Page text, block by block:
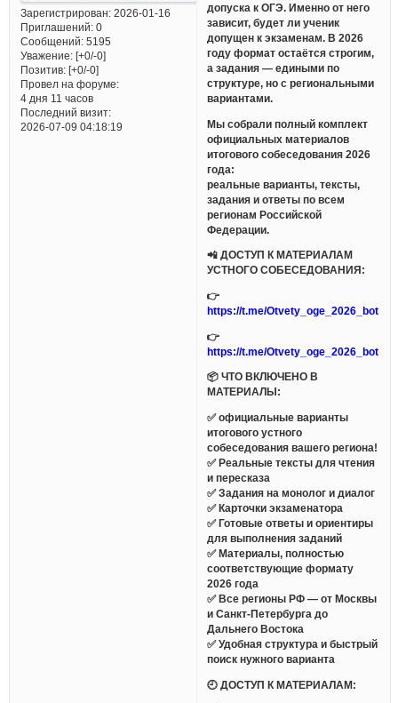
Зарегистрирован: 2026-01-16
Приглашений:0
Сообщений:5195
Уважение: [+0/-0]
Позитив: [+0/-0]
Провел на форуме:
4 дня 11 часов
Последний визит:
2026-07-09 04:18:19
допуска к ОГЭ. Именно от него
зависит, будет ли ученик
допущен к экзаменам. В 2026
году формат остаётся строгим,
а задания — едиными по
структуре, но с региональными
вариантами.
Мы собрали полный комплект
официальных материалов
итогового собеседования 2026
года:
реальные варианты, тексты,
задания и ответы по всем
регионам Российской
Федерации.
📲 ДОСТУП К МАТЕРИАЛАМ
УСТНОГО СОБЕСЕДОВАНИЯ:
👉
https://t.me/Otvety_oge_2026_bot
👉
https://t.me/Otvety_oge_2026_bot
📦 ЧТО ВКЛЮЧЕНО В
МАТЕРИАЛЫ:
✅ официальные варианты
итогового устного
собеседования вашего региона!
✅ Реальные тексты для чтения
и пересказа
✅ Задания на монолог и диалог
✅ Карточки экзаменатора
✅ Готовые ответы и ориентиры
для выполнения заданий
✅ Материалы, полностью
соответствующие формату
2026 года
✅ Все регионы РФ — от Москвы
и Санкт-Петербурга до
Дальнего Востока
✅ Удобная структура и быстрый
поиск нужного варианта
🕘 ДОСТУП К МАТЕРИАЛАМ: